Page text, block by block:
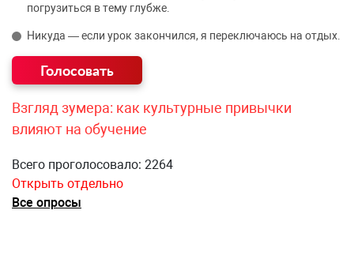
погрузиться в тему глубже.
Никуда — если урок закончился, я переключаюсь на отдых.
Взгляд зумера: как культурные привычки
влияют на обучение
Всего проголосовало: 2264
Открыть отдельно
Все опросы